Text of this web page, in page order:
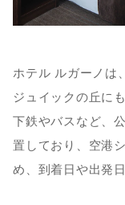
ホテル ルガーノは
ジュイックの丘に
下鉄やバスなど、
置しており、空港
め、到着日や出発